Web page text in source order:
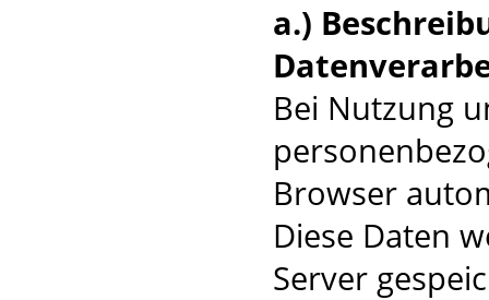
a.)
Bei Nutzung
Browser
Diese Daten
Server